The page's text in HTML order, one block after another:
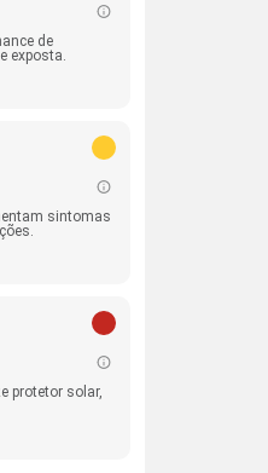
de
exposta.
sintomas
protetor solar,